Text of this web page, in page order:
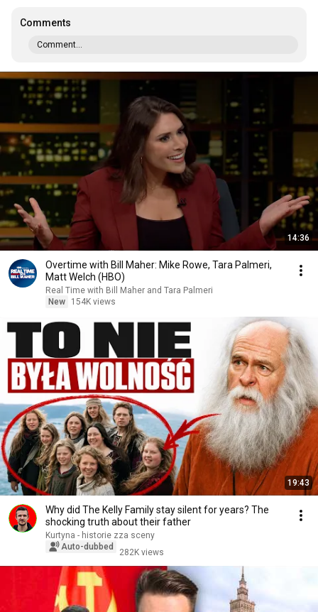
Comments
Comment...
14:36
Overtime with Bill Maher: Mike Rowe, Tara Palmeri,
Matt Welch (HBO)
Real Time with Bill Maher and Tara Palmeri
New
154K views
19:43
Why did The Kelly Family stay silent for years? The
shocking truth about their father
Kurtyna - historie zza sceny
Auto-dubbed
282K views